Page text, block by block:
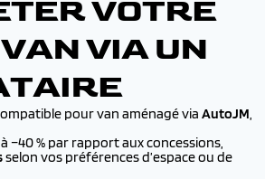
VOTRE
VIA UN
pour van aménagé via AutoJM,
–40 % par rapport aux concessions,
selon vos préférences d’espace ou de